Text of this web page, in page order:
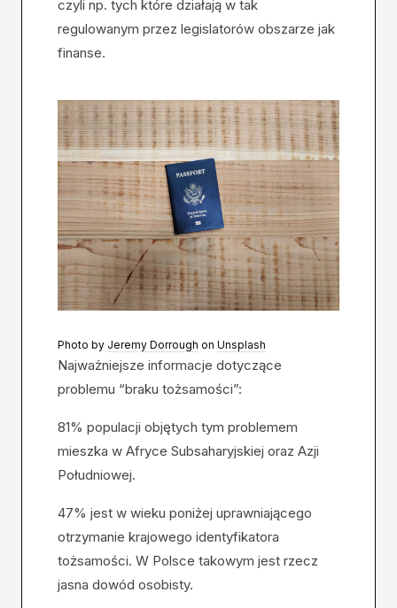
czyli np. tych które działają w tak
regulowanym przez legislatorów obszarze jak
finanse.
Photo by Jeremy Dorrough on Unsplash
Najważniejsze informacje dotyczące
problemu “braku tożsamości”:
81% populacji objętych tym problemem
mieszka w Afryce Subsaharyjskiej oraz Azji
Południowej.
47% jest w wieku poniżej uprawniającego
otrzymanie krajowego identyfikatora
tożsamości. W Polsce takowym jest rzecz
jasna dowód osobisty.